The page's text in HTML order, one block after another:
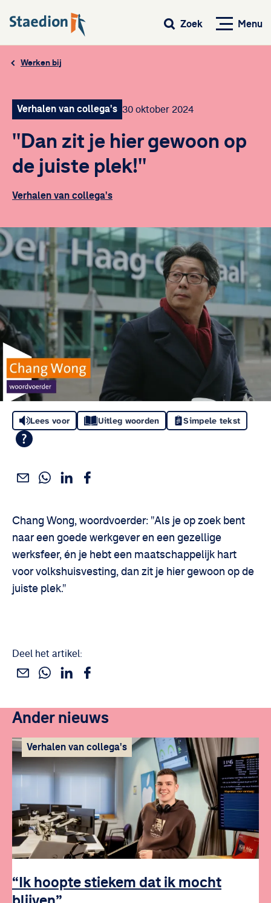
Menu
Zoek
Werken bij
Verhalen van collega's 30 oktober 2024
''Dan zit je hier gewoon op
de juiste plek!''
Verhalen van collega's
Lees voor Uitleg woorden Simpele tekst
Deel het artikel:
Deel dit via e-mail
Deel dit via WhatsApp
Deel dit via Linkedin
Deel dit via Facebook
Chang Wong, woordvoerder: "Als je op zoek bent
naar een goede werkgever en een gezellige
werksfeer, én je hebt een maatschappelijk hart
voor volkshuisvesting, dan zit je hier gewoon op de
juiste plek."Deze inhoud kan niet worden
Wijzig cookie instellingen
Deel het artikel:
Deel dit via e-mail
Deel dit via WhatsApp
Deel dit via Linkedin
Deel dit via Facebook
Ander nieuws
“Ik hoopte stiekem dat ik mocht
Verhalen van collega's